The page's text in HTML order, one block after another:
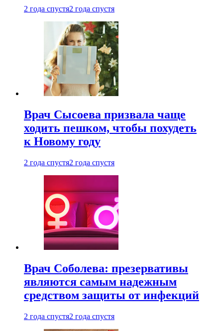
2 года спустя2 года спустя
Врач Сысоева призвала чаще
ходить пешком, чтобы похудеть
к Новому году
2 года спустя2 года спустя
Врач Соболева: презервативы
являются самым надежным
средством защиты от инфекций
2 года спустя2 года спустя